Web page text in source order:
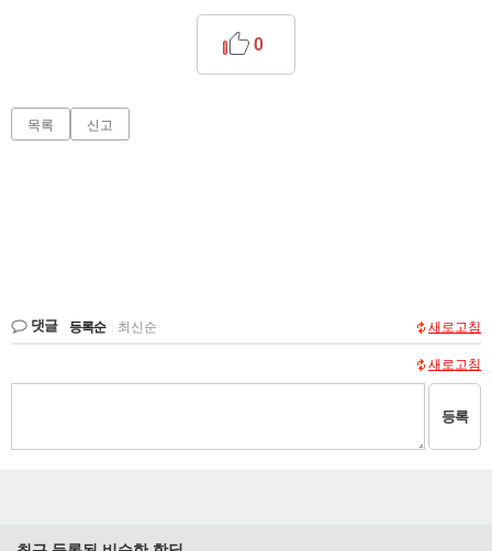
0
목록 신고
댓글 등록순 최신순 새로고침
새로고침
등록